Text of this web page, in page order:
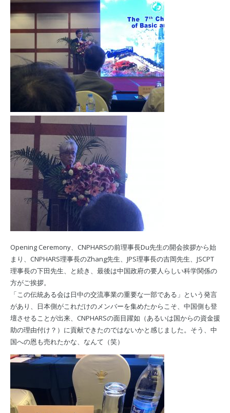
Opening Ceremony、CNPHARSの前理事長Du先生の開会挨拶から始
まり、CNPHARS理事長のZhang先生、JPS理事長の吉岡先生、JSCPT
理事長の下田先生、と続き、最後は中国政府の要人らしい科学関係の
方がご挨拶。
「この伝統ある会は日中の交流事業の重要な一部である」という発言
があり、日本側がこれだけのメンバーを集めたからこそ、中国側も登
壇させることが出来、CNPHARSの面目躍如（あるいは国からの資金援
助の理由付け？）に貢献できたのではないかと感じました。そう、中
国への恩も売れたかな、なんて（笑）